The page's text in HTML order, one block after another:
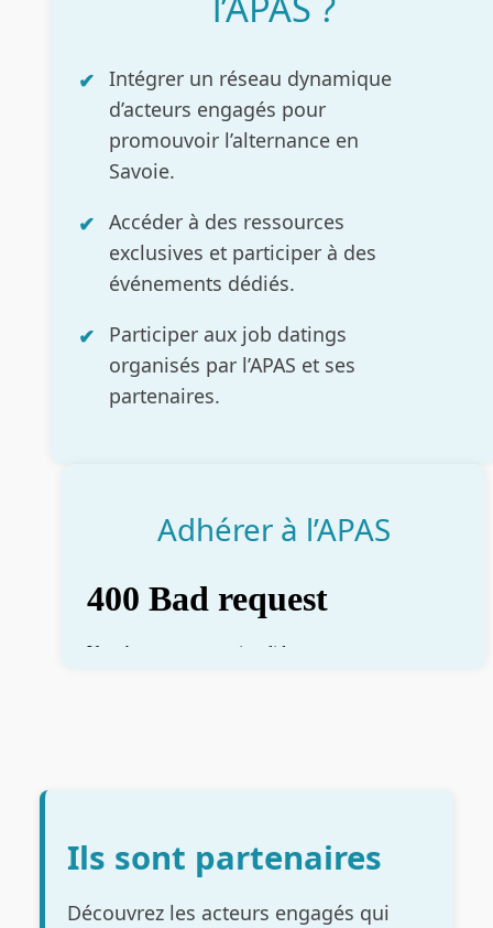
Intégrer un réseau dynamique
d’acteurs engagés pour
promouvoir l’alternance en
Savoie.
Accéder à des ressources
exclusives et participer à des
événements dédiés.
Participer aux job datings
organisés par l’APAS et ses
partenaires.
Adhérer à l’APAS
Ils sont partenaires
Découvrez les acteurs engagés qui